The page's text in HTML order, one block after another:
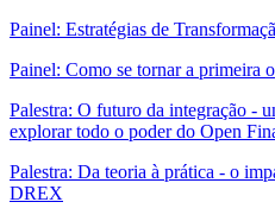
Painel: Estratégias de
Painel: Como se tornar a primeira
Palestra: O futuro da integração -
explorar todo o poder do Open
Palestra: Da teoria à prática - o
DREX